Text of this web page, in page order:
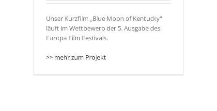
Unser Kurzfilm „Blue Moon of Kentucky“
läuft im Wettbewerb der 5. Ausgabe des
Europa Film Festivals.
>> mehr zum Projekt